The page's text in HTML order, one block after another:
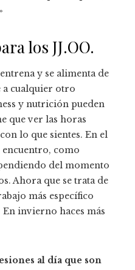
los JJ.OO.
entrena y se alimenta de
cualquier otro
y nutrición pueden
que ver las horas
lo que sientes. En el
encuentro, como
del momento
Ahora que se trata de
más específico
invierno haces más
al día que son